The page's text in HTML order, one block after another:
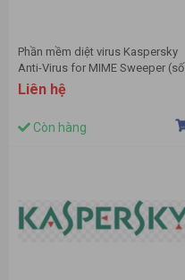
Phần mềm diệt virus Kaspersky
Anti-Virus for MIME Sweeper (số
lượng 10-14)
Liên hệ
Còn hàng